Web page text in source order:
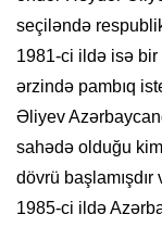
seçiləndə
1981-ci ildə isə bir
ərzində pambıq
Əliyev
sahədə olduğu
dövrü
1985-ci ildə